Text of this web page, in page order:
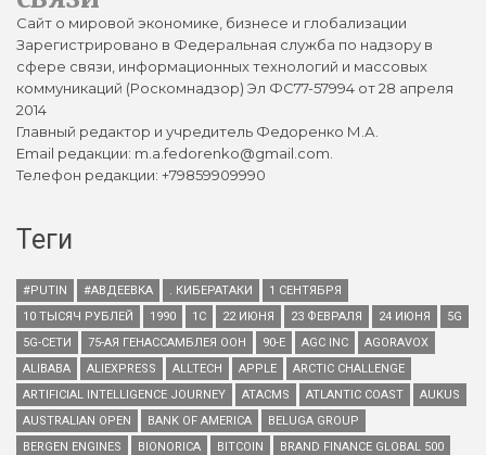
Сайт о мировой экономике, бизнесе и глобализации
Зарегистрировано в Федеральная служба по надзору в
сфере связи, информационных технологий и массовых
коммуникаций (Роскомнадзор) Эл ФС77-57994 от 28 апреля
2014
Главный редактор и учредитель Федоренко М.А.
Email редакции: m.a.fedorenko@gmail.com.
Телефон редакции: +79859909990
Теги
#PUTIN #АВДЕЕВКА . КИБЕРАТАКИ
1 СЕНТЯБРЯ
10 ТЫСЯЧ РУБЛЕЙ
1990 1С 22 ИЮНЯ 23 ФЕВРАЛЯ 24 ИЮНЯ
5G
5G-СЕТИ
75-АЯ ГЕНАССАМБЛЕЯ ООН 90-Е AGC INC
AGORAVOX
ALIBABA
ALIEXPRESS ALLTECH APPLE
ARCTIC CHALLENGE
ARTIFICIAL INTELLIGENCE JOURNEY
ATACMS ATLANTIC COAST
AUKUS
AUSTRALIAN OPEN
BANK OF AMERICA
BELUGA GROUP
BERGEN ENGINES
BIONORICA BITCOIN
BRAND FINANCE GLOBAL 500